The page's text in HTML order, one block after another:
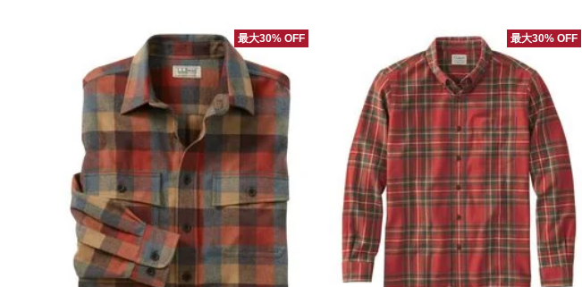
最大30% OFF 最大30% OFF